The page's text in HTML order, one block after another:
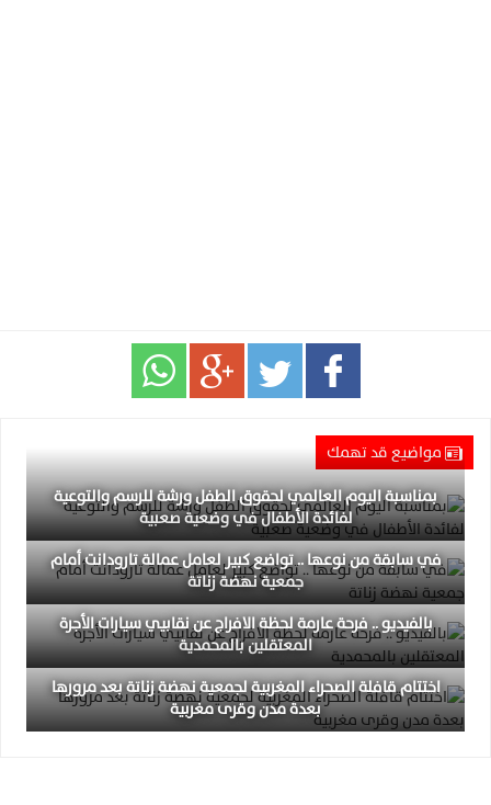
مواضيع قد تهمك
بمناسبة اليوم العالمي لحقوق الطفل ورشة للرسم والتوعية
لفائدة الأطفال في وضعية صعبية
في سابقة من نوعها .. تواضع كبير لعامل عمالة تارودانت أمام
جمعية نهضة زناتة
بالفيديو .. فرحة عارمة لحظة الافراج عن نقابيي سيارات الأجرة
المعتقلين بالمحمدية
اختتام قافلة الصحراء المغربية لجمعية نهضة زناتة بعد مرورها
بعدة مدن وقرى مغربية